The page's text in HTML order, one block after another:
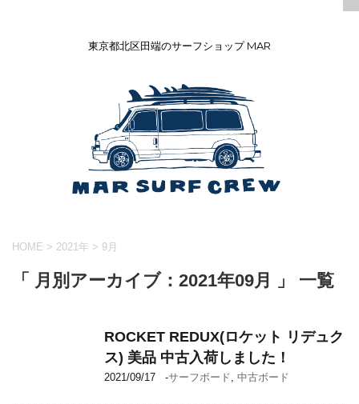
東京都北区田端のサーフショップ MAR
HOME > 2021年 > 9月
「 月別アーカイブ：2021年09月 」 一覧
ROCKET REDUX(ロケット リデュク
ス) 美品 中古入荷しました！
2021/09/17 -サーフボード 中古ボード